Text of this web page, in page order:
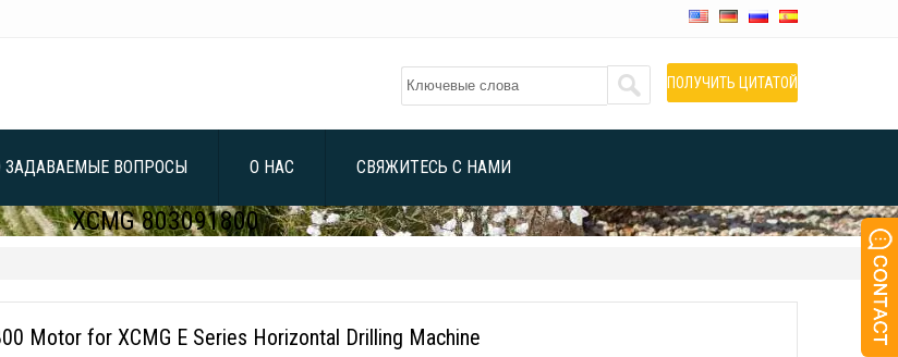
ПОЛУЧИТЬ ЦИТАТОЙ
ЗАДАВАЕМЫЕ ВОПРОСЫ О НАС СВЯЖИТЕСЬ С НАМИ
XCMG 803091800
Motor for XCMG E Series Horizontal Drilling Machine